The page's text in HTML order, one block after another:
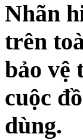
Nhãn
trên
bảo vệ
cuộc
dùng.